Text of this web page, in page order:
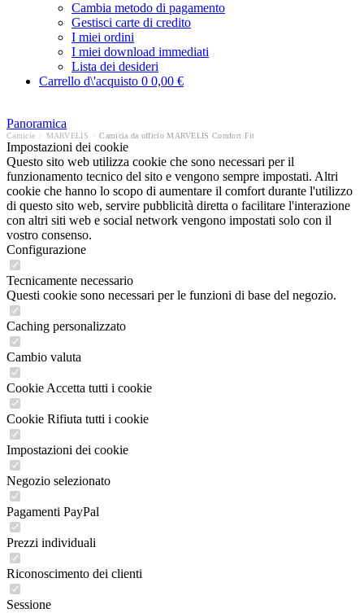
Cambia metodo di pagamento
Gestisci carte di credito
I miei ordini
I miei download immediati
Lista dei desideri
Carrello d\'acquisto 0 0,00 €
Panoramica
Camicie MARVELIS Camicia da ufficio MARVELIS Comfort Fit
Impostazioni dei cookie
Questo sito web utilizza cookie che sono necessari per il
funzionamento tecnico del sito e vengono sempre impostati. Altri
cookie che hanno lo scopo di aumentare il comfort durante l'utilizzo
di questo sito web, servire pubblicità diretta o facilitare l'interazione
con altri siti web e social network vengono impostati solo con il
vostro consenso.
Configurazione
Tecnicamente necessario
Questi cookie sono necessari per le funzioni di base del negozio.
Caching personalizzato
Cambio valuta
Cookie Accetta tutti i cookie
Cookie Rifiuta tutti i cookie
Impostazioni dei cookie
Negozio selezionato
Pagamenti PayPal
Prezzi individuali
Riconoscimento dei clienti
Sessione